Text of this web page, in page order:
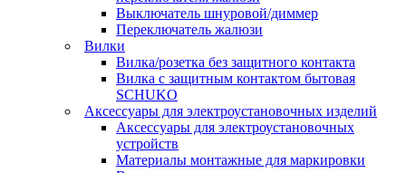
Выключатель шнуровой/диммер
Переключатель жалюзи
Вилки
Вилка/розетка без защитного контакта
Вилка с защитным контактом бытовая
SCHUKO
Аксессуары для электроустановочных изделий
Аксессуары для электроустановочных
устройств
Материалы монтажные для маркировки